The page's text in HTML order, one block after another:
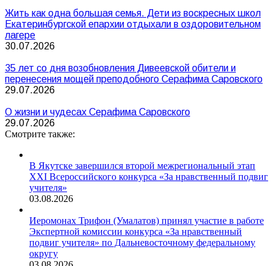
Жить как одна большая семья. Дети из воскресных школ
Екатеринбургской епархии отдыхали в оздоровительном
лагере
30.07.2026
35 лет со дня возобновления Дивеевской обители и
перенесения мощей преподобного Серафима Саровского
29.07.2026
О жизни и чудесах Серафима Саровского
29.07.2026
Смотрите также:
В Якутске завершился второй межрегиональный этап
XXI Всероссийского конкурса «За нравственный подвиг
учителя»
03.08.2026
Иеромонах Трифон (Умалатов) принял участие в работе
Экспертной комиссии конкурса «За нравственный
подвиг учителя» по Дальневосточному федеральному
округу